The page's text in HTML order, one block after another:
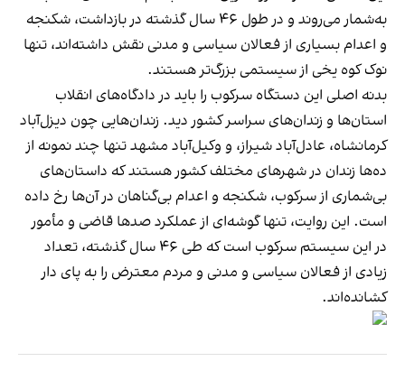
به‌شمار می‌روند و در طول ۴۶ سال گذشته در بازداشت، شکنجه
و اعدام بسیاری از فعالان سیاسی و مدنی نقش داشته‌اند، تنها
نوک کوه یخی از سیستمی بزرگ‌تر هستند.
بدنه اصلی این دستگاه سرکوب را باید در دادگاه‌های انقلاب
استان‌ها و زندان‌های سراسر کشور دید. زندان‌هایی چون دیزل‌آباد
کرمانشاه، عادل‌آباد شیراز، و وکیل‌آباد مشهد تنها چند نمونه از
ده‌ها زندان در شهرهای مختلف کشور هستند که داستان‌های
بی‌شماری از سرکوب، شکنجه و اعدام بی‌گناهان در آن‌ها رخ داده
است. این روایت، تنها گوشه‌ای از عملکرد صدها قاضی و مأمور
در این سیستم سرکوب است که طی ۴۶ سال گذشته، تعداد
زیادی از فعالان سیاسی و مدنی و مردم معترض را به پای دار
کشانده‌اند.